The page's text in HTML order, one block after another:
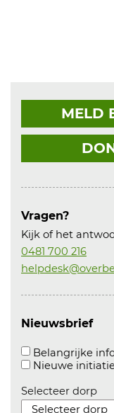
MELD
Vragen?
Kijk of het
0481 700 216
Nieuwsbrief
Belangrijke
Nieuwe
Selecteer dorp